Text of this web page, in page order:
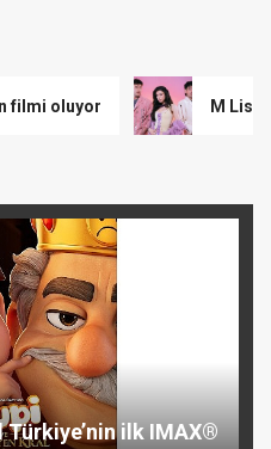
M Lisa ve Dolu
Türkiye’nin ilk IMAX®